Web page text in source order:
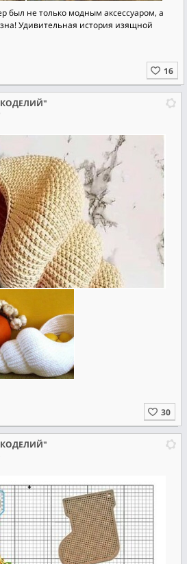
был не только модным аксессуаром, а
Удивительная история изящной